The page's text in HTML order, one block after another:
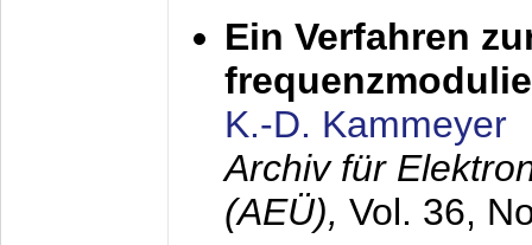
Ein Verfahren
K.-D. Kammeyer
Archiv für
(AEÜ), Vol. 36,